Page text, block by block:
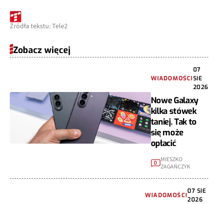
Źródła tekstu: Tele2
Zobacz więcej
WIADOMOŚCI
07
SIE
2026
Nowe Galaxy
kilka stówek
taniej. Tak to
się może
opłacić
0 MIESZKO
ZAGAŃCZYK
WIADOMOŚCI
07 SIE
2026